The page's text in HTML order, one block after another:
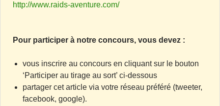
http://www.raids-aventure.com/
Pour participer à notre concours, vous devez :
vous inscrire au concours en cliquant sur le bouton
‘Participer au tirage au sort’ ci-dessous
partager cet article via votre réseau préféré (tweeter,
facebook, google).